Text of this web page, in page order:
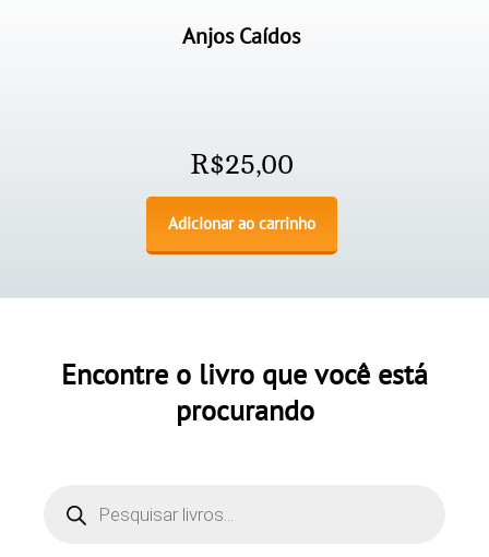
Anjos Caídos
R$25,00
Adicionar ao carrinho
Encontre o livro que você está
procurando